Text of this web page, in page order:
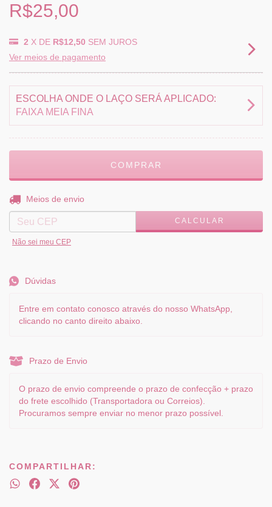
R$25,00
2 X DE R$12,50 SEM JUROS
Ver meios de pagamento
ESCOLHA ONDE O LAÇO SERÁ APLICADO:
FAIXA MEIA FINA
Entregas para o CEP:
Meios de envio
CALCULAR
Não sei meu CEP
Dúvidas
Entre em contato conosco através do nosso WhatsApp,
clicando no canto direito abaixo.
Prazo de Envio
O prazo de envio compreende o prazo de confecção + prazo
do frete escolhido (Transportadora ou Correios).
Procuramos sempre enviar no menor prazo possível.
COMPARTILHAR: